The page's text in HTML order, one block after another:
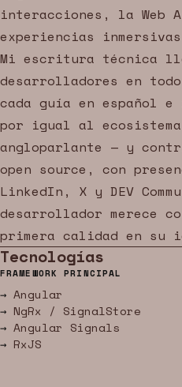
interacciones, la Web
experiencias
Mi escritura técnica
desarrolladores en
cada guía en español
por igual al
angloparlante — y
open source, con
LinkedIn, X y DEV
desarrollador merece
primera calidad en su
Tecnologías
FRAMEWORK PRINCIPAL
Angular
NgRx / SignalStore
Angular Signals
RxJS